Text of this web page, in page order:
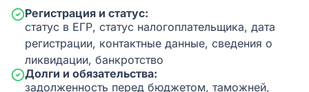
Регистрация и статус:
статус в ЕГР, статус налогоплательщика, дата
регистрации, контактные данные, сведения о
ликвидации, банкротство
Долги и обязательства:
задолженность перед бюджетом, таможней,